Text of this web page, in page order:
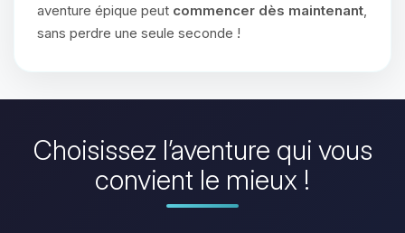
aventure épique peut commencer dès maintenant
sans perdre une seule seconde !
Choisissez l’aventure qui vous
convient le mieux !